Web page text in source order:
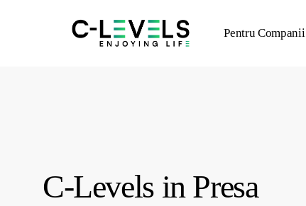
Pentru Companii
C-Levels in Presa